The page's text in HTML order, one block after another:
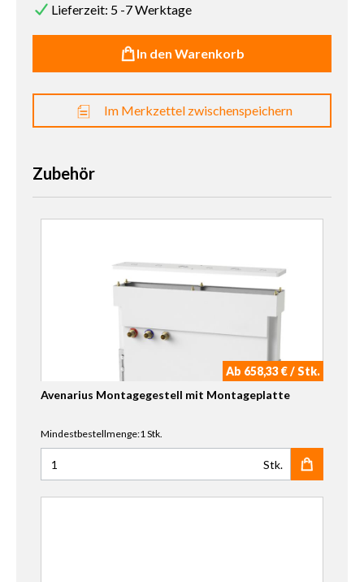
Lieferzeit: 5 -7 Werktage
In den Warenkorb
Im Merkzettel zwischenspeichern
Zubehör
Ab 658,33 € / Stk.
Avenarius Montagegestell mit Montageplatte
Mindestbestellmenge:1 Stk.
Anzahl für Avenarius Montagegestell mit Montageplatte
Stk.